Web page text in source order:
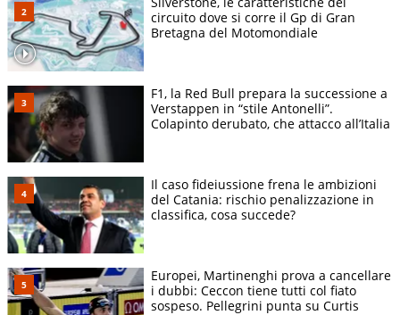
circuito dove si corre il Gp di Gran
Bretagna del Motomondiale
F1, la Red Bull prepara la successione a
Verstappen in “stile Antonelli”.
Colapinto derubato, che attacco all’Italia
Il caso fideiussione frena le ambizioni
del Catania: rischio penalizzazione in
classifica, cosa succede?
Europei, Martinenghi prova a cancellare
i dubbi: Ceccon tiene tutti col fiato
sospeso. Pellegrini punta su Curtis